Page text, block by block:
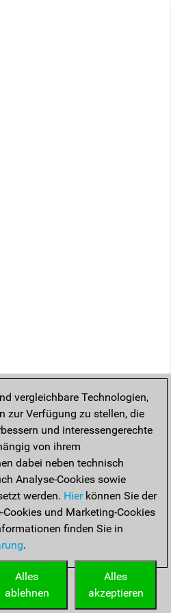
vergleichbare Technologien,
zur Verfügung zu stellen, die
und interessengerechte
von ihrem
dabei neben technisch
Analyse-Cookies sowie
werden. Hierkönnen Sie der
und Marketing-Cookies
finden Sie in
.
Alles
akzeptieren
Alles
ablehnen